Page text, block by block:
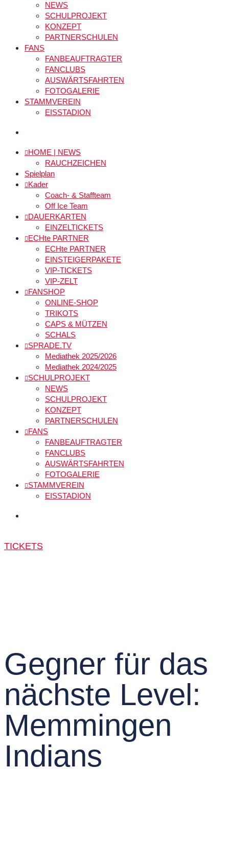
NEWS
SCHULPROJEKT
KONZEPT
PARTNERSCHULEN
FANS
FANBEAUFTRAGTER
FANCLUBS
AUSWÄRTSFAHRTEN
FOTOGALERIE
STAMMVEREIN
EISSTADION
HOME | NEWS
RAUCHZEICHEN
Spielplan
Kader
Coach- & Staffteam
Off Ice Team
DAUERKARTEN
EINZELTICKETS
ECHte PARTNER
ECHte PARTNER
EINSTEIGERPAKETE
VIP-TICKETS
VIP-ZELT
FANSHOP
ONLINE-SHOP
TRIKOTS
CAPS & MÜTZEN
SCHALS
SPRADE.TV
Mediathek 2025/2026
Mediathek 2024/2025
SCHULPROJEKT
NEWS
SCHULPROJEKT
KONZEPT
PARTNERSCHULEN
FANS
FANBEAUFTRAGTER
FANCLUBS
AUSWÄRTSFAHRTEN
FOTOGALERIE
STAMMVEREIN
EISSTADION
TICKETS
Gegner für das
nächste Level:
Memmingen
Indians